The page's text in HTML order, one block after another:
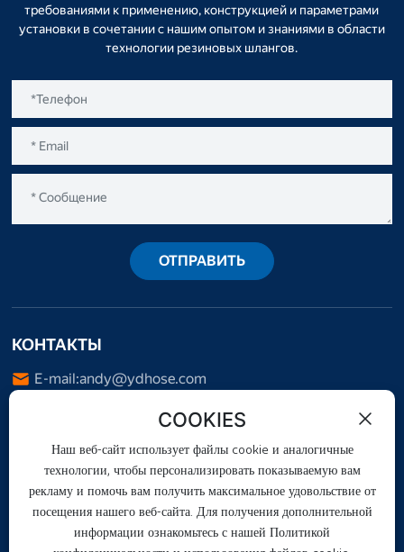
требованиями к применению, конструкцией и параметрами
установки в сочетании с нашим опытом и знаниями в области
технологии резиновых шлангов.
ОТПРАВИТЬ
КОНТАКТЫ
E-mail:andy@ydhose.com
+86-18732861678
Адрес: Fotai, Duqiao Town, Jing County, Hengshui City,
Hebei Province, China
COOKIES
Наш веб-сайт использует файлы cookie и аналогичные
технологии, чтобы персонализировать показываемую вам
рекламу и помочь вам получить максимальное удовольствие от
посещения нашего веб-сайта. Для получения дополнительной
информации ознакомьтесь с нашей Политикой